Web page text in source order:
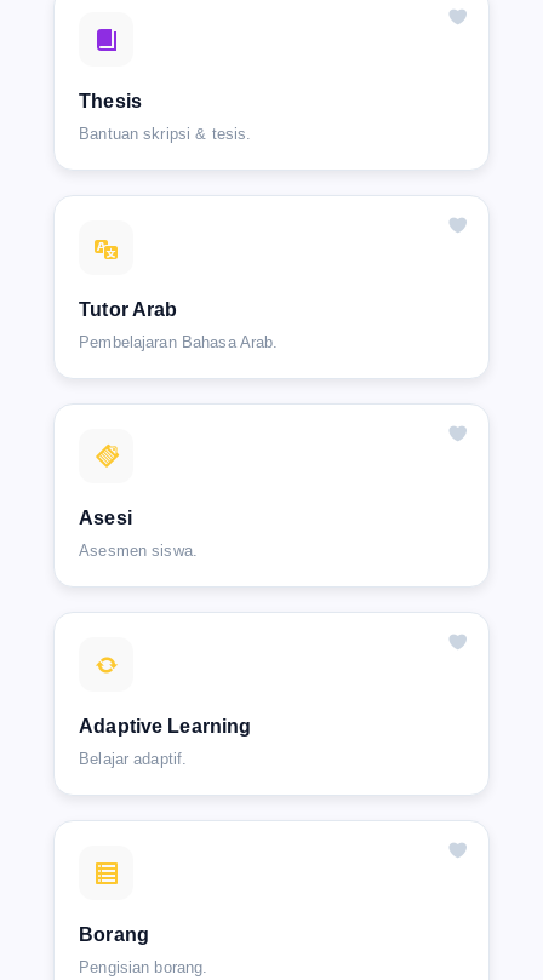
Thesis
Bantuan skripsi & tesis.
Tutor Arab
Pembelajaran Bahasa Arab.
Asesi
Asesmen siswa.
Adaptive Learning
Belajar adaptif.
Borang
Pengisian borang.